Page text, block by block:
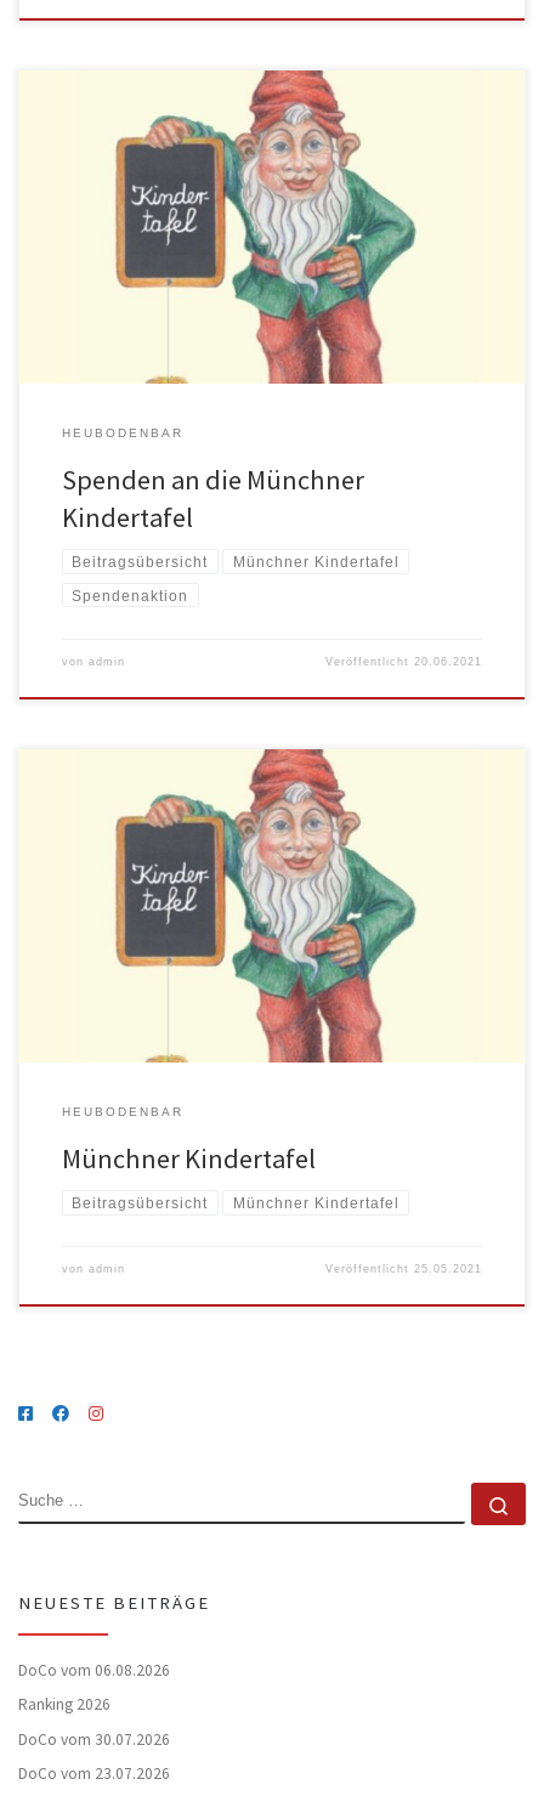
Die Heubodenbar hat im Gastraum eine Spendendose für die Münchner
HEUBODENBAR
Spenden an die Münchner
Kindertafel
Beitragsübersicht Münchner Kindertafel
Spendenaktion
von admin Veröffentlicht 20.06.2021
Die Heubodenbar und seine Mitglieder bzw. Gäste unterstützen die
Münchner Kindertafel aus […]
HEUBODENBAR
Münchner Kindertafel
Beitragsübersicht Münchner Kindertafel
von admin Veröffentlicht 25.05.2021
SUCHE
NEUESTE BEITRÄGE
DoCo vom 06.08.2026
Ranking 2026
DoCo vom 30.07.2026
DoCo vom 23.07.2026